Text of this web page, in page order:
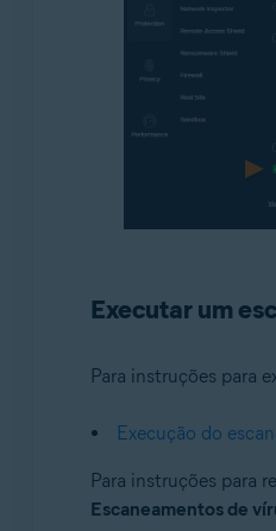
Executar um
Para instruções para
Execução do
Para instruções para
Escaneamentos de